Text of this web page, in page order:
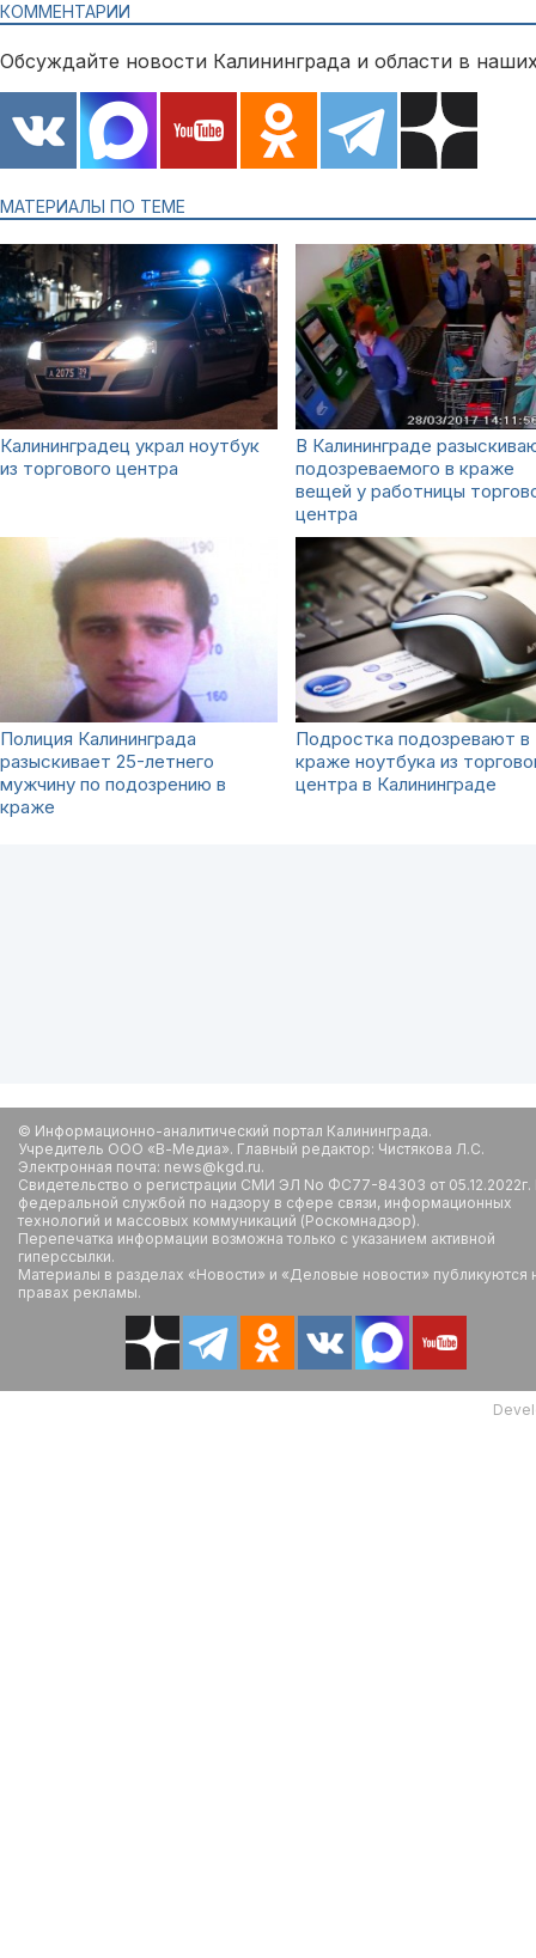
КОММЕНТАРИИ
Обсуждайте новости Калининграда и области в
МАТЕРИАЛЫ ПО ТЕМЕ
Калининградец украл ноутбук
из торгового центра
В Калининграде
подозреваемого в краже
вещей у работницы
центра
Полиция Калининграда
разыскивает 25-летнего
мужчину по подозрению в
краже
Подростка подозревают в
краже ноутбука из
центра в Калининграде
© Информационно-аналитический портал Калининграда.
Учредитель ООО «В-Медиа». Главный редактор: Чистякова Л.С.
Электронная почта: news@kgd.ru.
Свидетельство о регистрации СМИ ЭЛ No ФС77-84303 от
федеральной службой по надзору в сфере связи, информационных
технологий и массовых коммуникаций (Роскомнадзор).
Перепечатка информации возможна только с указанием активной
гиперссылки.
Материалы в разделах «Новости» и «Деловые новости» публикуются
правах рекламы.